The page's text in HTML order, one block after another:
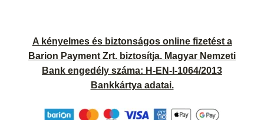
A kényelmes és biztonságos online fizetést a
Barion Payment Zrt. biztosítja. Magyar Nemzeti
Bank engedély száma: H-EN-I-1064/2013
Bankkártya adatai.